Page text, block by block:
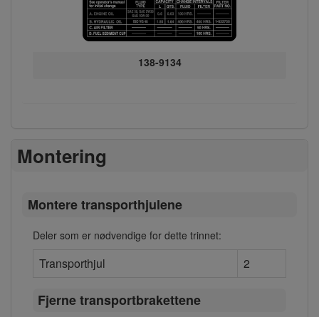
138-9134
Montering
Montere transporthjulene
Deler som er nødvendige for dette trinnet:
Transporthjul 2
Fjerne transportbrakettene